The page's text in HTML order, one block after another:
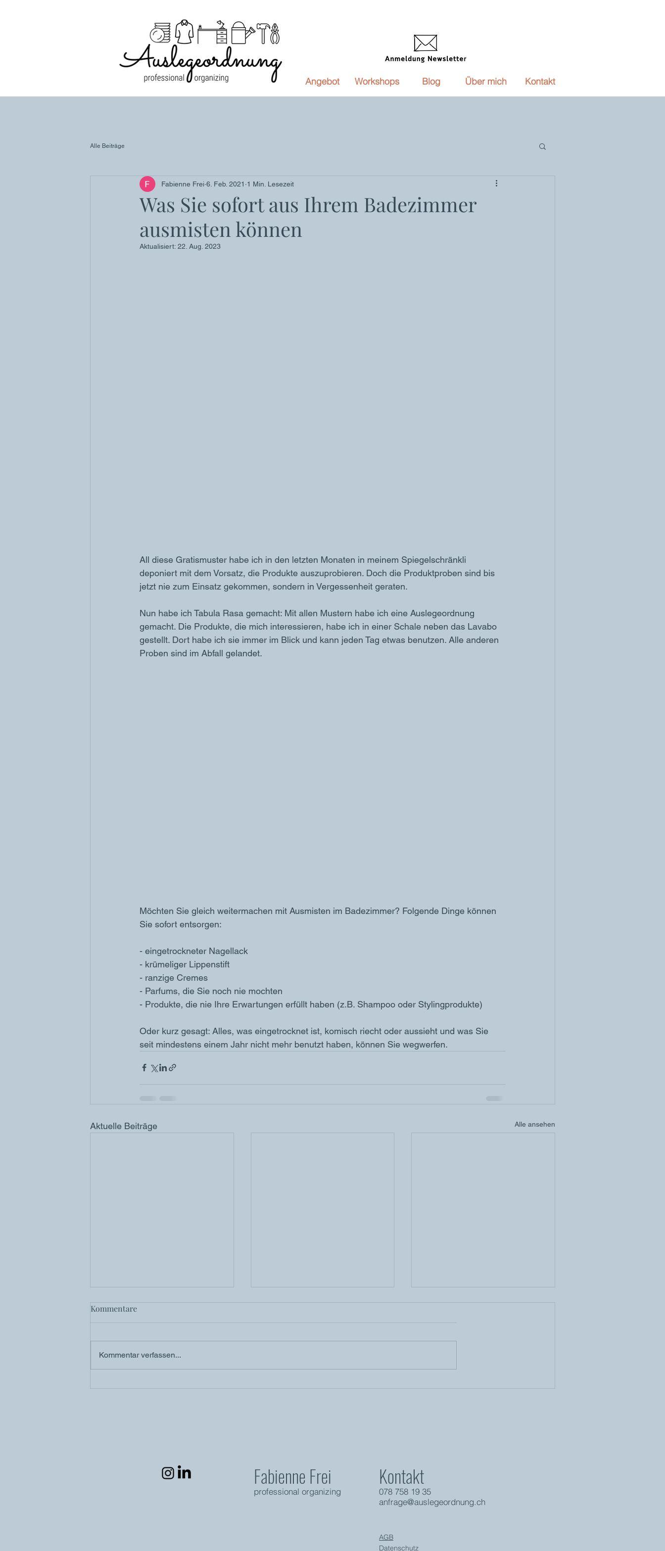
Angebot Workshops Blog Über mich Kontakt
Alle Beiträge
Was Sie sofort aus Ihrem Badezimmer
ausmisten können
Fabienne Frei 6. Feb. 2021 1 Min. Lesezeit
Aktualisiert: 22. Aug. 2023
All diese Gratismuster habe ich in den letzten Monaten in meinem Spiegelschränkli
deponiert mit dem Vorsatz, die Produkte auszuprobieren. Doch die Produktproben sind bis
jetzt nie zum Einsatz gekommen, sondern in Vergessenheit geraten.
Nun habe ich Tabula Rasa gemacht: Mit allen Mustern habe ich eine Auslegeordnung
gemacht. Die Produkte, die mich interessieren, habe ich in einer Schale neben das Lavabo
gestellt. Dort habe ich sie immer im Blick und kann jeden Tag etwas benutzen. Alle anderen
Proben sind im Abfall gelandet.
Möchten Sie gleich weitermachen mit Ausmisten im Badezimmer? Folgende Dinge können
Sie sofort entsorgen:
- eingetrockneter Nagellack
- krümeliger Lippenstift
- ranzige Cremes
- Parfums, die Sie noch nie mochten
- Produkte, die nie Ihre Erwartungen erfüllt haben (z.B. Shampoo oder Stylingprodukte)
Oder kurz gesagt: Alles, was eingetrocknet ist, komisch riecht oder aussieht und was Sie
seit mindestens einem Jahr nicht mehr benutzt haben, können Sie wegwerfen.
Aktuelle Beiträge Alle ansehen
Kommentare
Kommentar verfassen...
Fabienne Frei
professional organizing
Kontakt
078 758 19 35
anfrage@auslegeordnung.ch
AGB
Datenschutz